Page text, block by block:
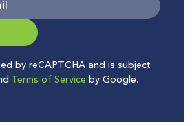
by reCAPTCHA and is subject
Terms of Service by Google.